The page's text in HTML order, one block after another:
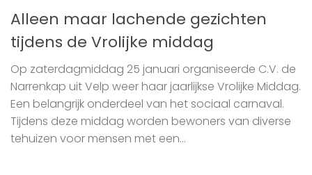
Alleen maar lachende gezichten
tijdens de Vrolijke middag
Op zaterdagmiddag 25 januari organiseerde C.V. de
Narrenkap uit Velp weer haar jaarlijkse Vrolijke Middag.
Een belangrijk onderdeel van het sociaal carnaval.
Tijdens deze middag worden bewoners van diverse
tehuizen voor mensen met een...